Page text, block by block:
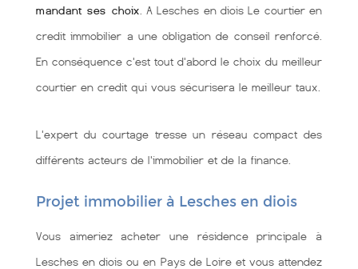
mandant ses choix . A Lesches en diois Le courtier en
credit immobilier a une obligation de conseil renforcé.
En conséquence c'est tout d'abord le choix du meilleur
courtier en credit qui vous sécurisera le meilleur taux.
L'expert du courtage tresse un réseau compact des
différents acteurs de l'immobilier et de la finance.
Projet immobilier à Lesches en diois
Vous aimeriez acheter une résidence principale à
Lesches en diois ou en Pays de Loire et vous attendez